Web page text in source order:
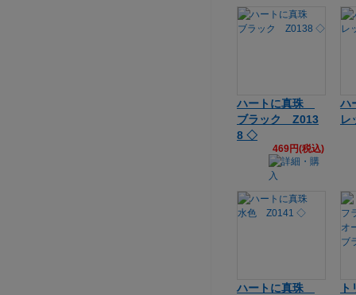
ハートに真珠
ブラック Z013
8 ◇
469円(税込)
ハ
ハートに真珠